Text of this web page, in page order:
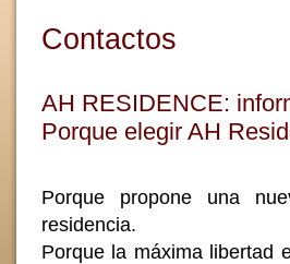
Contactos
AH RESIDENCE:
Porque elegir AH
Porque propone una
residencia.
Porque la máxima libertad